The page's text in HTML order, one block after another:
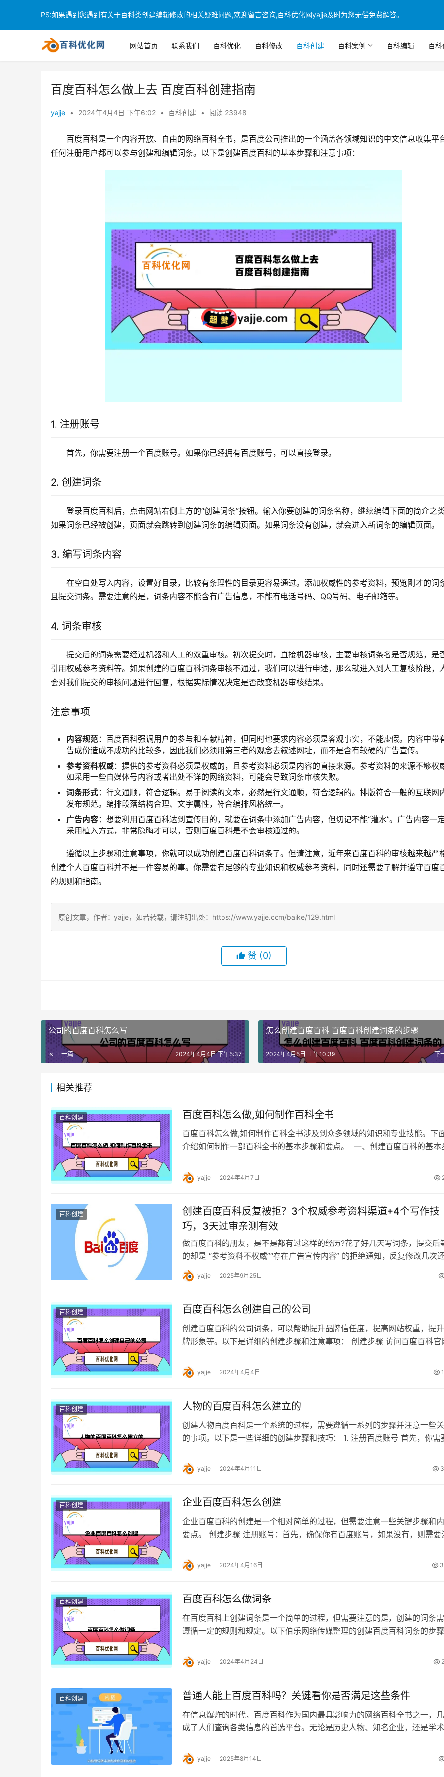
网站首页 联系我们 百科优化 百科修改 百科创建 百科案例 百科编辑 百科
百度百科怎么做上去 百度百科创建指南
yajje • 2024年4月4日 下午6:02 • 百科创建 • 阅读 23948
百度百科是一个内容开放、自由的网络百科全书，是百度公司推出的一个涵盖各领域知识的中文信息收集平
任何注册用户都可以参与创建和编辑词条。以下是创建百度百科的基本步骤和注意事项：
1. 注册账号
首先，你需要注册一个百度账号。如果你已经拥有百度账号，可以直接登录。
2. 创建词条
登录百度百科后，点击网站右侧上方的“创建词条”按钮。输入你要创建的词条名称，继续编辑下面的简介之
如果词条已经被创建，页面就会跳转到创建词条的编辑页面。如果词条没有创建，就会进入新词条的编辑页面。
3. 编写词条内容
在空白处写入内容，设置好目录，比较有条理性的目录更容易通过。添加权威性的参考资料，预览刚才的词
且提交词条。需要注意的是，词条内容不能含有广告信息，不能有电话号码、QQ号码、电子邮箱等。
4. 词条审核
提交后的词条需要经过机器和人工的双重审核。初次提交时，直接机器审核，主要审核词条名是否规范，是
引用权威参考资料等。如果创建的百度百科词条审核不通过，我们可以进行申述，那么就进入到人工复核阶段，
会对我们提交的审核问题进行回复，根据实际情况决定是否改变机器审核结果。
注意事项
内容规范：百度百科强调用户的参与和奉献精神，但同时也要求内容必须是客观事实，不能虚假。内容中带
告成份造成不成功的比较多，因此我们必须用第三者的观念去叙述网址，而不是含有较硬的广告宣传。
参考资料权威：提供的参考资料必须是权威的，且参考资料必须是内容的直接来源。参考资料的来源不够权
如采用一些自媒体号内容或者出处不详的网络资料，可能会导致词条审核失败。
词条形式：行文通顺，符合逻辑。易于阅读的文本，必然是行文通顺，符合逻辑的。排版符合一般的互联网
发布规范。编排段落结构合理、文字属性，符合编排风格统一。
广告内容：想要利用百度百科达到宣传目的，就要在词条中添加广告内容，但切记不能“灌水”。广告内容一
采用植入方式，非常隐晦才可以，否则百度百科是不会审核通过的。
遵循以上步骤和注意事项，你就可以成功创建百度百科词条了。但请注意，近年来百度百科的审核越来越严
创建个人百度百科并不是一件容易的事。你需要有足够的专业知识和权威参考资料，同时还需要了解并遵守百度
的规则和指南。
原创文章，作者：yajje，如若转载，请注明出处：https://www.yajje.com/baike/129.html
赞 (0)
公司的百度百科怎么写
上一篇 2024年4月4日 下午5:37
怎么创建百度百科 百度百科创建词条的步骤
下
2024年4月5日 上午10:39
相关推荐
百科创建 百度百科怎么做,如何制作百科全书
百度百科怎么做,如何制作百科全书涉及到众多领域的知识和专业技能。下
介绍如何制作一部百科全书的基本步骤和要点。 一、创建百度百科的基本
yajje 2024年4月7日
百科创建
创建百度百科反复被拒？3个权威参考资料渠道+4个写作技
巧，3天过审亲测有效
做百度百科的朋友，是不是都有过这样的经历?花了好几天写词条，提交后
的却是 “参考资料不权威”“存在广告宣传内容” 的拒绝通知，反复修改几次
没过，最后只能不了了之?其实我刚开…
yajje 2025年9月25日
百科创建 百度百科怎么创建自己的公司
创建百度百科的公司词条，可以帮助提升品牌信任度，提高网站权重，提
牌形象等。以下是详细的创建步骤和注意事项： 创建步骤 访问百度百科官
yajje 2024年4月4日
百科创建 人物的百度百科怎么建立的
创建人物百度百科是一个系统的过程，需要遵循一系列的步骤并注意一些
的事项。以下是一些详细的创建步骤和技巧： 1. 注册百度账号 首先，你需
yajje 2024年4月11日
百科创建 企业百度百科怎么创建
企业百度百科的创建是一个相对简单的过程，但需要注意一些关键步骤和
要点。 创建步骤 注册账号：首先，确保你有百度账号，如果没有，则需要
yajje 2024年4月16日
百科创建 百度百科怎么做词条
在百度百科上创建词条是一个简单的过程，但需要注意的是，创建的词条
遵循一定的规则和规定。以下伯乐网络传媒整理的创建百度百科词条的步
yajje 2024年4月24日
百科创建 普通人能上百度百科吗？关键看你是否满足这些条件
在信息爆炸的时代，百度百科作为国内最具影响力的网络百科全书之一，
成了人们查询各类信息的首选平台。无论是历史人物、知名企业，还是学
yajje 2025年8月14日
PS:如果遇到您遇到有关于百科类创建编辑修改的相关疑难问题,欢迎留言咨询,百科优化网yajje及时为您无偿免费解答。